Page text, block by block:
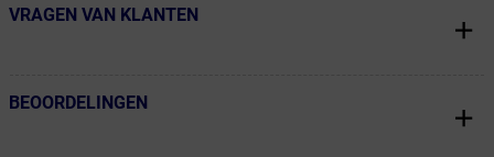
← Terug naar productnavigatie
VRAGEN VAN KLANTEN
← Terug naar productnavigatie
BEOORDELINGEN